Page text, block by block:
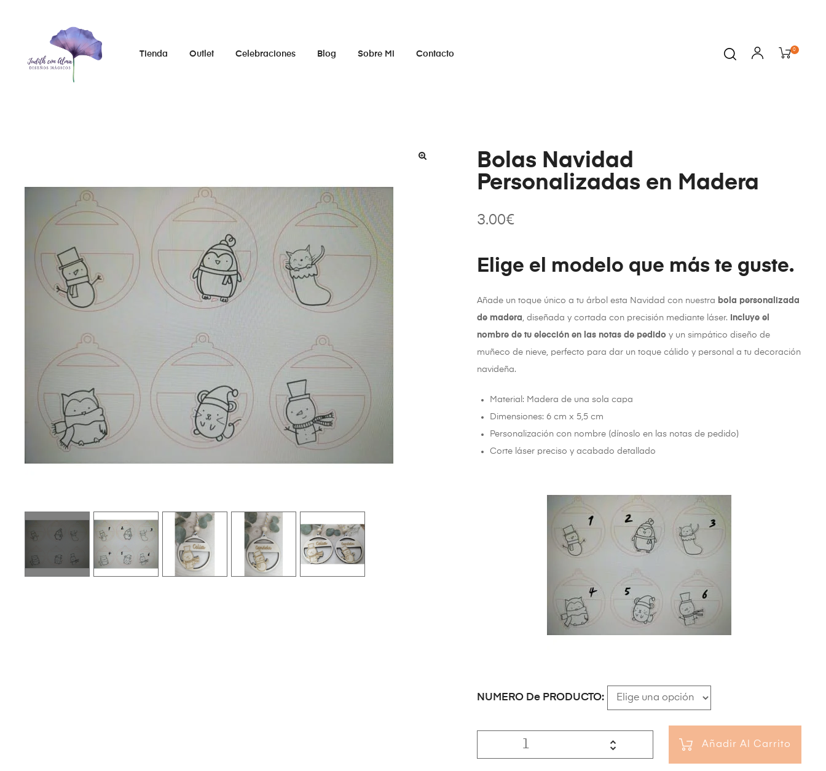
Tienda Outlet Celebraciones Blog Sobre Mi Contacto
0
Bolas Navidad
Personalizadas en Madera
3.00€
Elige el modelo que más te guste.
Añade un toque único a tu árbol esta Navidad con nuestra bola personalizada
de madera, diseñada y cortada con precisión mediante láser.
Incluye el
nombre de tu elección en las notas de pedido y un simpático diseño de
muñeco de nieve, perfecto para dar un toque cálido y personal a tu decoración
navideña.
Material: Madera de una sola capa
Dimensiones: 6 cm x 5,5 cm
Personalización con nombre (dínoslo en las notas de pedido)
Corte láser preciso y acabado detallado
NUMERO De PRODUCTO
Añadir Al Carrito